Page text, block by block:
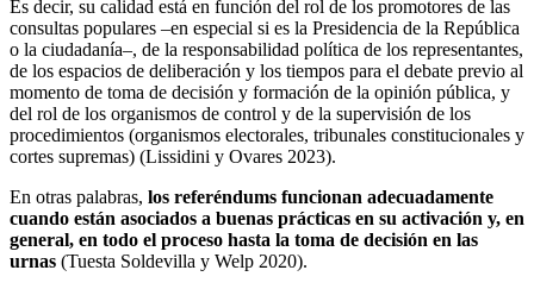
Es decir, su calidad está en función del rol de los promotores de las
consultas populares –en especial si es la Presidencia de la República
o la ciudadanía–, de la responsabilidad política de los representantes,
de los espacios de deliberación y los tiempos para el debate previo al
momento de toma de decisión y formación de la opinión pública, y
del rol de los organismos de control y de la supervisión de los
procedimientos (organismos electorales, tribunales constitucionales y
cortes supremas) (Lissidini y Ovares 2023).
En otras palabras, los referéndums funcionan adecuadamente
cuando están asociados a buenas prácticas en su activación y, en
general, en todo el proceso hasta la toma de decisión en las
urnas (Tuesta Soldevilla y Welp 2020).